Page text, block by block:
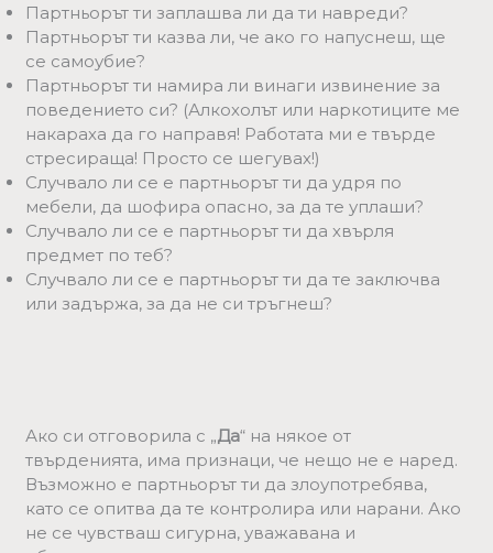
Партньорът ти заплашва ли да ти навреди?
Партньорът ти казва ли, че ако го напуснеш, ще
се самоубие?
Партньорът ти намира ли винаги извинение за
поведението си? (Алкохолът или наркотиците ме
накараха да го направя! Работата ми е твърде
стресираща! Просто се шегувах!)
Случвало ли се е партньорът ти да удря по
мебели, да шофира опасно, за да те уплаши?
Случвало ли се е партньорът ти да хвърля
предмет по теб?
Случвало ли се е партньорът ти да те заключва
или задържа, за да не си тръгнеш?
Ако си отговорила с „Да“ на някое от
твърденията, има признаци, че нещо не е наред.
Възможно е партньорът ти да злоупотребява,
като се опитва да те контролира или нарани. Ако
не се чувстваш сигурна, уважавана и